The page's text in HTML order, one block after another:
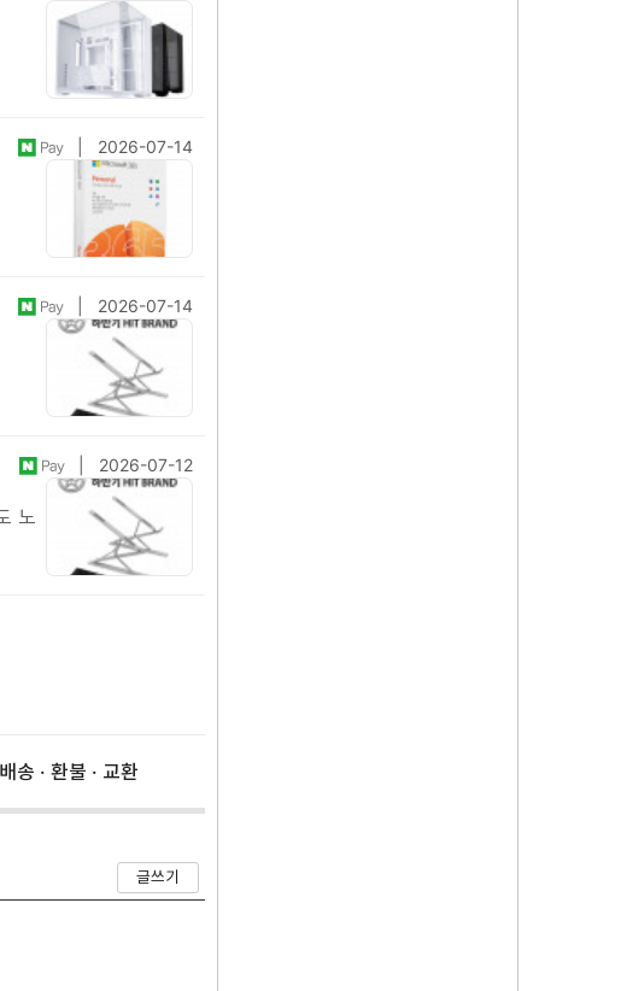
| 2026-07-14
| 2026-07-14
| 2026-07-12
노
배송 · 환불 · 교환
글쓰기